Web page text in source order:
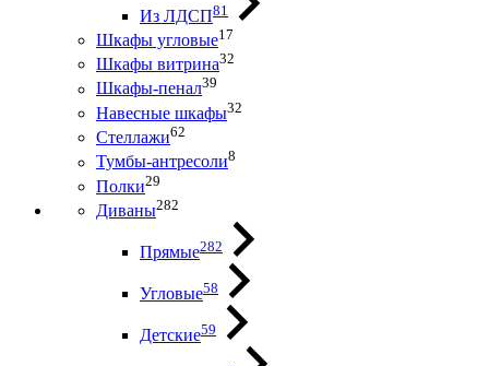
Из ЛДСП81
Шкафы угловые17
Шкафы витрина32
Шкафы-пенал39
Навесные шкафы32
Стеллажи62
Тумбы-антресоли8
Полки29
Диваны282
Прямые282
Угловые58
Детские59